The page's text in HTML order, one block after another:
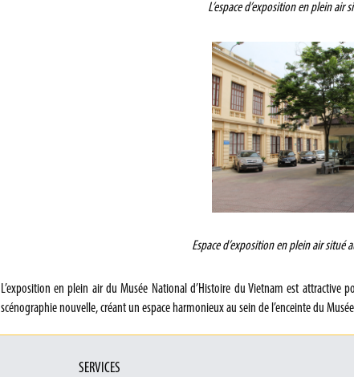
L’espace d’exposition en plein air
Espace d’exposition en plein air situé
L’exposition en plein air du Musée National d’Histoire du Vietnam est
scénographie nouvelle, créant un espace harmonieux au sein de l’enceinte du
SERVICES